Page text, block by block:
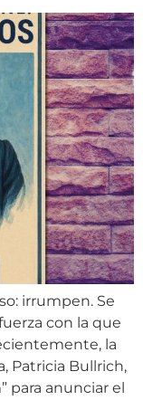
irrumpen. Se
con la que
la
Patricia Bullrich,
para anunciar el